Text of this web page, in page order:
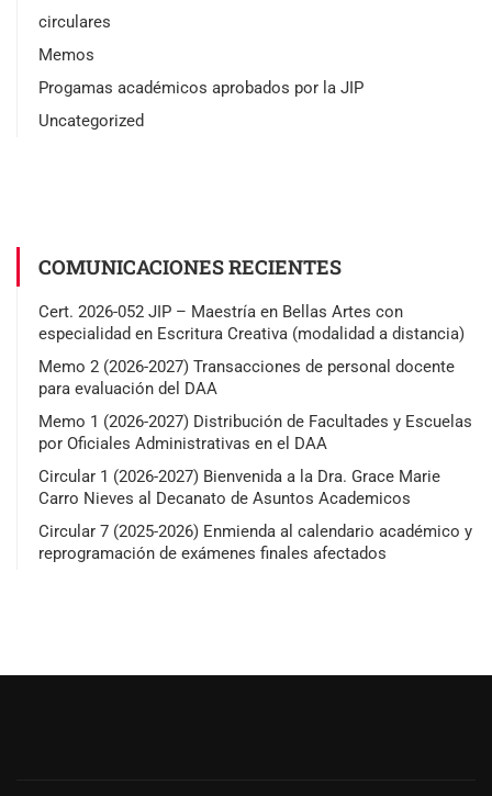
circulares
Memos
Progamas académicos aprobados por la JIP
Uncategorized
COMUNICACIONES RECIENTES
Cert. 2026-052 JIP – Maestría en Bellas Artes con
especialidad en Escritura Creativa (modalidad a distancia)
Memo 2 (2026-2027) Transacciones de personal docente
para evaluación del DAA
Memo 1 (2026-2027) Distribución de Facultades y Escuelas
por Oficiales Administrativas en el DAA
Circular 1 (2026-2027) Bienvenida a la Dra. Grace Marie
Carro Nieves al Decanato de Asuntos Academicos
Circular 7 (2025-2026) Enmienda al calendario académico y
reprogramación de exámenes finales afectados